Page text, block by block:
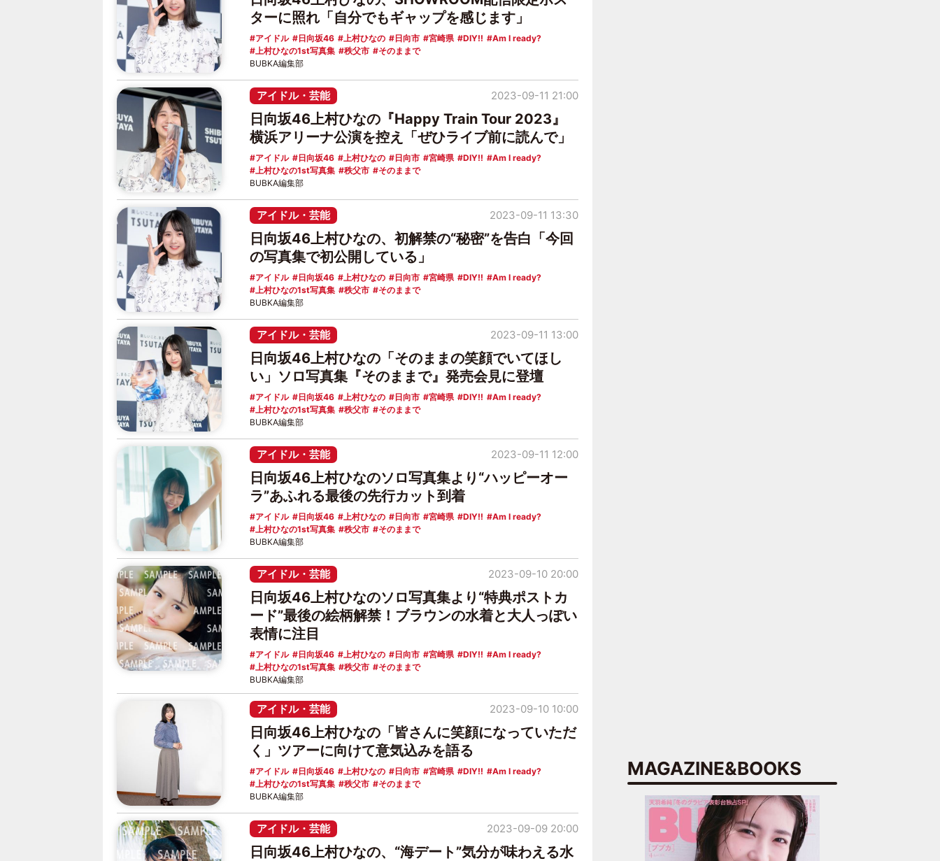
ターに照れ「自分でもギャップを感じます」
アイドル 日向坂46 上村ひなの 日向市 宮崎県 DIY!!
Am I ready?
上村ひなの1st写真集
秩父市 そのままで
BUBKA編集部
アイドル・芸能
日向坂46上村ひなの『Happy Train Tour 2023』
横浜アリーナ公演を控え「ぜひライブ前に読んで」
アイドル 日向坂46 上村ひなの 日向市 宮崎県 DIY!!
Am I ready?
上村ひなの1st写真集
秩父市 そのままで
2023-09-11 21:00
BUBKA編集部
アイドル・芸能
日向坂46上村ひなの、初解禁の“秘密”を告白「今回
の写真集で初公開している」
アイドル 日向坂46 上村ひなの 日向市 宮崎県 DIY!!
Am I ready?
上村ひなの1st写真集
秩父市 そのままで
2023-09-11 13:30
BUBKA編集部
アイドル・芸能
日向坂46上村ひなの「そのままの笑顔でいてほし
い」ソロ写真集『そのままで』発売会見に登壇
アイドル 日向坂46 上村ひなの 日向市 宮崎県 DIY!!
Am I ready?
上村ひなの1st写真集
秩父市 そのままで
2023-09-11 13:00
BUBKA編集部
アイドル・芸能
日向坂46上村ひなのソロ写真集より“ハッピーオー
ラ”あふれる最後の先行カット到着
アイドル 日向坂46 上村ひなの 日向市 宮崎県 DIY!!
Am I ready?
上村ひなの1st写真集
秩父市 そのままで
2023-09-11 12:00
BUBKA編集部
アイドル・芸能
日向坂46上村ひなのソロ写真集より“特典ポストカ
ード”最後の絵柄解禁！ブラウンの水着と大人っぽい
表情に注目
アイドル 日向坂46 上村ひなの 日向市 宮崎県 DIY!!
Am I ready?
上村ひなの1st写真集
秩父市 そのままで
2023-09-10 20:00
BUBKA編集部
アイドル・芸能
日向坂46上村ひなの「皆さんに笑顔になっていただ
く」ツアーに向けて意気込みを語る
アイドル 日向坂46 上村ひなの 日向市 宮崎県 DIY!!
Am I ready?
上村ひなの1st写真集
秩父市 そのままで
2023-09-10 10:00
BUBKA編集部
アイドル・芸能
日向坂46上村ひなの、“海デート”気分が味わえる水
2023-09-09 20:00
MAGAZINE&BOOKS